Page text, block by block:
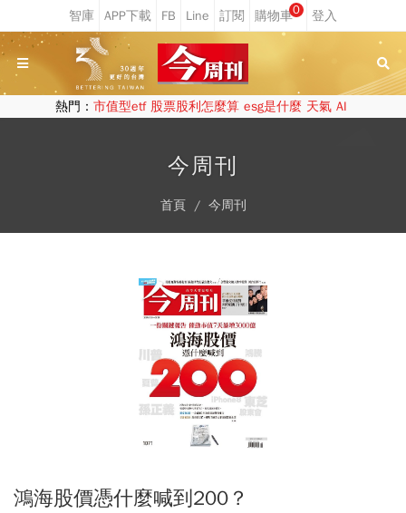
0
熱門： 市值型etf 股票股利怎麼算 esg是什麼 天氣 AI
今周刊
首頁 今周刊
鴻海股價憑什麼喊到200？